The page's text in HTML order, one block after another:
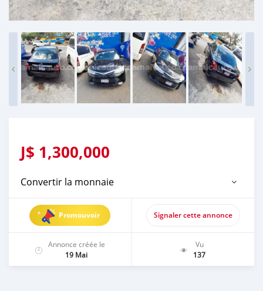
J$ 1,300,000
Convertir la monnaie
Promouvoir Signaler cette annonce
Annonce créée le
19 Mai
Vu
137